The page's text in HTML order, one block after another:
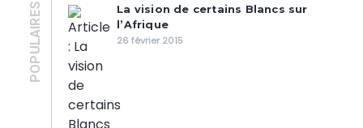
POPULAIRES
La vision de certains Blancs sur
l’Afrique
26 février 2015